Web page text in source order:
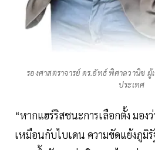
รองศาสตราจารย์ ดร.อัทธ์ พิศาลวานิช ผู้
ประเทศ
“หากแฮร์ริสชนะการเลือกตั้ง มอง
เหมือนกับไบเดน ความขัดแย้งภูมิ